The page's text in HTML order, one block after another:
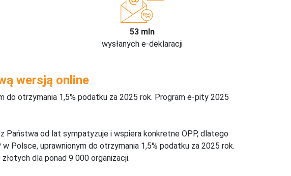
53 mln
wysłanych e-deklaracji
wersją online
do otrzymania 1,5% podatku za 2025 rok. Program e-pity 2025
Państwa od lat sympatyzuje i wspiera konkretne OPP, dlatego
Polsce, uprawnionym do otrzymania 1,5% podatku za 2025 rok.
dla ponad 9 000 organizacji.